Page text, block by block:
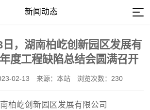
新闻动态
，湖南柏屹创新园区发展有
度工程缺陷总结会圆满召开
02-13 来源：本站 浏览次数：230
屹创新园区发展有限公司